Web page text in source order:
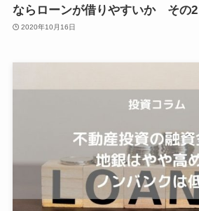
ならローンが借りやすいか その2
2020年10月16日